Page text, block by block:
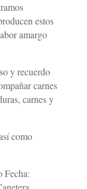
estos
amargo
y recuerdo
carnes
carnes y
como
Fecha: